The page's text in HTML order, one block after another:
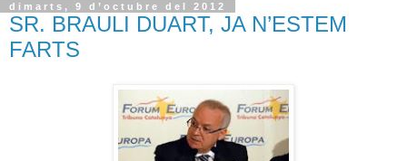
dimarts, 9 d’octubre del 2012
SR. BRAULI DUART, JA N’ESTEM
FARTS